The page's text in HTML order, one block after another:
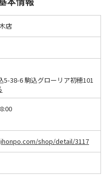
店
5-38-6 駒込グローリア初穂101
shop/detail/3117